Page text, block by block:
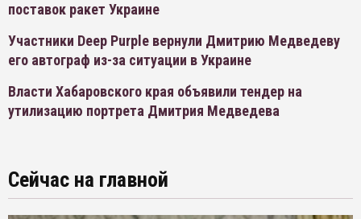
поставок ракет Украине
Участники Deep Purple вернули Дмитрию Медведеву
его автограф из-за ситуации в Украине
Власти Хабаровского края объявили тендер на
утилизацию портрета Дмитрия Медведева
Сейчас на главной